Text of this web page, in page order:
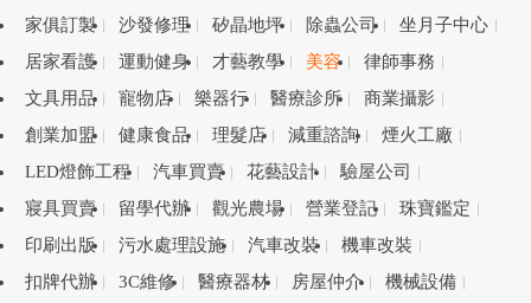
家俱訂製
沙發修理 矽晶地坪 除蟲公司
坐月子中心
居家看護
運動健身 才藝教學 美容
律師事務
文具用品
寵物店 樂器行 醫療診所
商業攝影
創業加盟
健康食品 理髮店 減重諮詢
煙火工廠
LED燈飾工程
汽車買賣 花藝設計
驗屋公司
寢具買賣
留學代辦 觀光農場 營業登記
珠寶鑑定
印刷出版
污水處理設施 汽車改裝
機車改裝
扣牌代辦
3C維修 醫療器材 房屋仲介
機械設備